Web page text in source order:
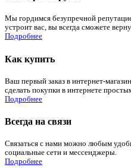
Мы гордимся безупречной
устроит вас, вы всегда сможете
Подробнее
Как купить
Ваш первый заказ в интернет-
сделать покупки в интернете
Подробнее
Всегда на связи
Связаться с нами можно любым
социальные сети и мессенджеры.
Подробнее